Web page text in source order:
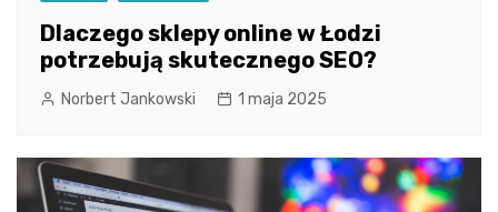
Dlaczego sklepy online w Łodzi
potrzebują skutecznego SEO?
Norbert Jankowski 1 maja 2025